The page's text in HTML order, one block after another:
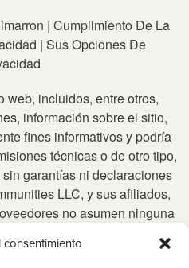
| Cumplimiento De La
| Sus Opciones De
web, incluidos, entre otros,
información sobre el sitio,
fines informativos y podría
técnicas o de otro tipo,
garantías ni declaraciones
LLC, y sus afiliados,
no asumen ninguna
acción tomada en base a